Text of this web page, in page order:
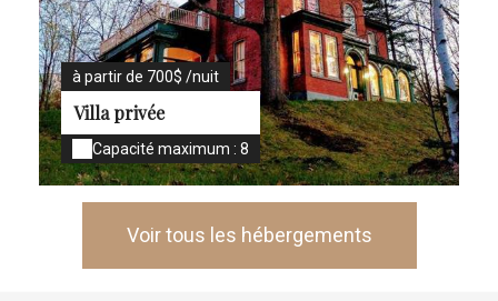
à partir de 700$ /nuit
Villa privée
Capacité maximum : 8
Voir tous les hébergements